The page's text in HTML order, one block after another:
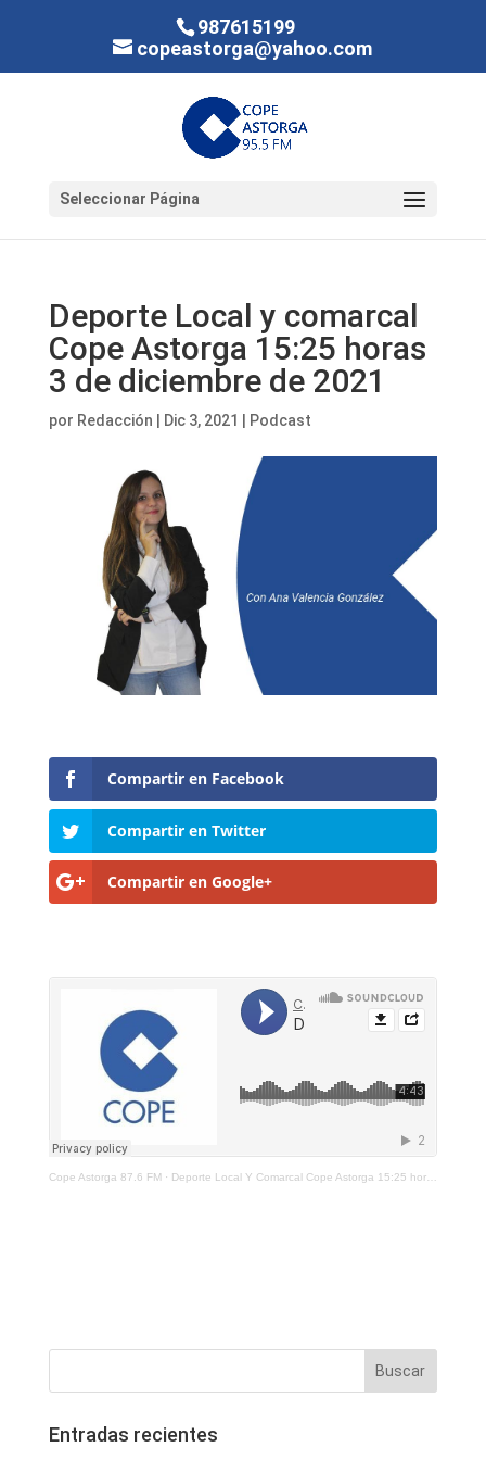
987615199
copeastorga@yahoo.com
Seleccionar Página
Deporte Local y comarcal
Cope Astorga 15:25 horas
3 de diciembre de 2021
por Redacción Dic 3, 2021 Podcast
Compartir en Facebook
Compartir en Twitter
Compartir en Google+
Cope Astorga 87.6 FM· Deporte Local Y Comarcal Cope Astorga 15:25 horas 3 Diciembre de 2021
Entradas recientes